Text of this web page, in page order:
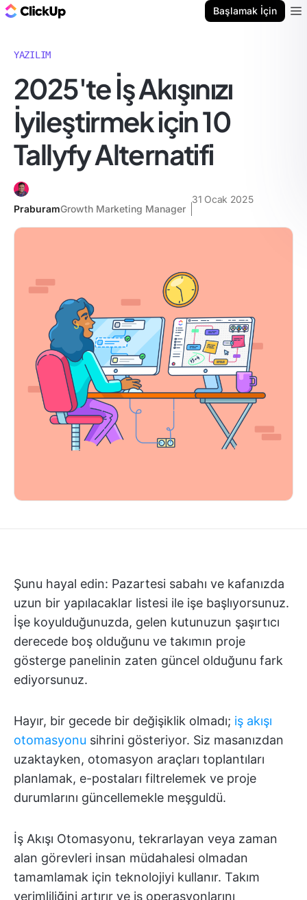
Başlamak İçin
YAZILIM
2025'te İş Akışınızı
İyileştirmek için 10
Tallyfy Alternatifi
PraburamGrowth Marketing Manager
31 Ocak 2025
Şunu hayal edin: Pazartesi sabahı ve kafanızda
uzun bir yapılacaklar listesi ile işe başlıyorsunuz.
İşe koyulduğunuzda, gelen kutunuzun şaşırtıcı
derecede boş olduğunu ve takımın proje
gösterge panelinin zaten güncel olduğunu fark
ediyorsunuz.
Hayır, bir gecede bir değişiklik olmadı; iş akışı
otomasyonu sihrini gösteriyor. Siz masanızdan
uzaktayken, otomasyon araçları toplantıları
planlamak, e-postaları filtrelemek ve proje
durumlarını güncellemekle meşguldü.
İş Akışı Otomasyonu, tekrarlayan veya zaman
alan görevleri insan müdahalesi olmadan
tamamlamak için teknolojiyi kullanır. Takım
verimliliğini artırır ve iş operasyonlarını